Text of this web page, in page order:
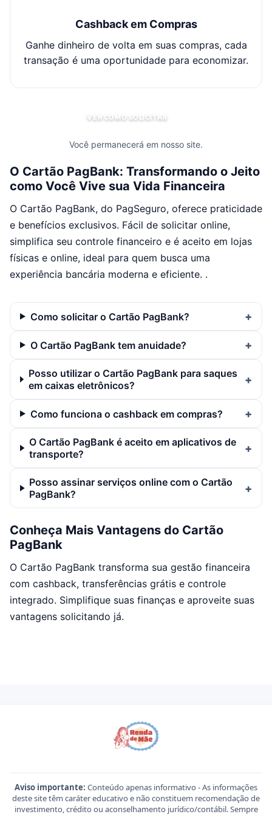
Cashback em Compras
Ganhe dinheiro de volta em suas compras, cada
transação é uma oportunidade para economizar.
VER COMO SOLICITAR
Você permanecerá em nosso site.
O Cartão PagBank: Transformando o Jeito
como Você Vive sua Vida Financeira
O Cartão PagBank, do PagSeguro, oferece praticidade
e benefícios exclusivos. Fácil de solicitar online,
simplifica seu controle financeiro e é aceito em lojas
físicas e online, ideal para quem busca uma
experiência bancária moderna e eficiente. .
Como solicitar o Cartão PagBank?
O Cartão PagBank tem anuidade?
Posso utilizar o Cartão PagBank para saques
em caixas eletrônicos?
Como funciona o cashback em compras?
O Cartão PagBank é aceito em aplicativos de
transporte?
Posso assinar serviços online com o Cartão
PagBank?
Conheça Mais Vantagens do Cartão
PagBank
O Cartão PagBank transforma sua gestão financeira
com cashback, transferências grátis e controle
integrado. Simplifique suas finanças e aproveite suas
vantagens solicitando já.
Aviso importante: Conteúdo apenas informativo - As informações
deste site têm caráter educativo e não constituem recomendação de
investimento, crédito ou aconselhamento jurídico/contábil. Sempre